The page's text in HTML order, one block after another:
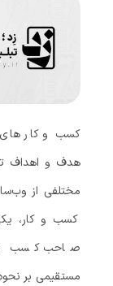
کسب‌ و کار های
هدف و اهداف
مختلفی از
کسب‌ و کار،
صاحب کسب‌ و
مستقیمی بر